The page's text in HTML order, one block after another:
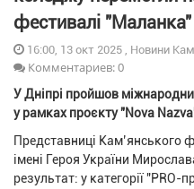
фестивалі "Маланка"
16:00, 13 окт 2025 , Новини
Комментариев: 0
У Дніпрі пройшов
у рамках проєкту "Nova
Представниці Кам’янського
імені Героя України
результат: у категорії